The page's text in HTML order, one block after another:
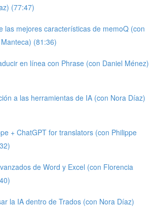
(77:47)
las mejores características de memoQ (con
(81:36)
en línea con Phrase (con Daniel Ménez)
a las herramientas de IA (con Nora Díaz)
+ ChatGPT for translators (con Philippe
de Word y Excel (con Florencia
la IA dentro de Trados (con Nora Díaz)